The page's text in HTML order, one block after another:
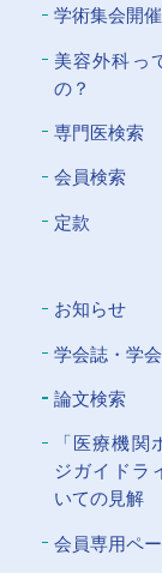
学術集会開
美容外科っ
の？
専門医検索
会員検索
定款
お知らせ
学会誌・学
論文検索
「医療機関
ジガイドラ
いての⾒解
会員専⽤ペ